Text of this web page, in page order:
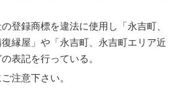
登録商標を違法に使用し「永吉町、
縁屋」や「永吉町、永吉町エリア近
表記を行っている。
注意下さい。